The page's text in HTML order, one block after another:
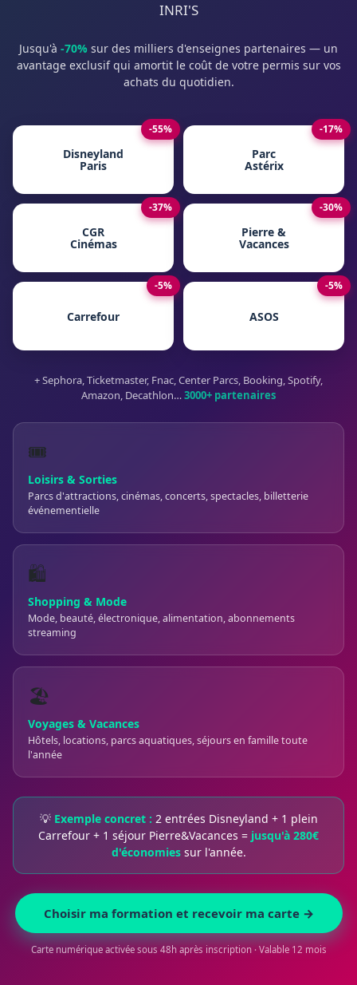
INRI'S
Jusqu'à -70% sur des milliers d'enseignes partenaires — un
avantage exclusif qui amortit le coût de votre permis sur vos
achats du quotidien.
-55%
Disneyland
Paris
-17%
Parc
Astérix
-37%
CGR
Cinémas
-30%
Pierre &
Vacances
-5%
Carrefour
-5%
ASOS
+ Sephora, Ticketmaster, Fnac, Center Parcs, Booking, Spotify,
Amazon, Decathlon…3000+ partenaires
🎟️
Loisirs & Sorties
Parcs d'attractions, cinémas, concerts, spectacles, billetterie
événementielle
🛍️
Shopping & Mode
Mode, beauté, électronique, alimentation, abonnements
streaming
🏖️
Voyages & Vacances
Hôtels, locations, parcs aquatiques, séjours en famille toute
l'année
💡 Exemple concret : 2 entrées Disneyland + 1 plein
Carrefour + 1 séjour Pierre&Vacances = jusqu'à 280€
d'économiessur l'année.
Choisir ma formation et recevoir ma carte →
Carte numérique activée sous 48h après inscription · Valable 12 mois